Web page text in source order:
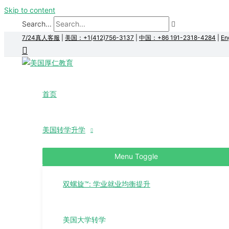
Skip to content
Search...
7/24真人客服 美国：+1(412)756-3137 中国：+86 191-2318-4284
首页
美国转学升学
Menu Toggle
双螺旋™: 学业就业均衡提升
美国大学转学